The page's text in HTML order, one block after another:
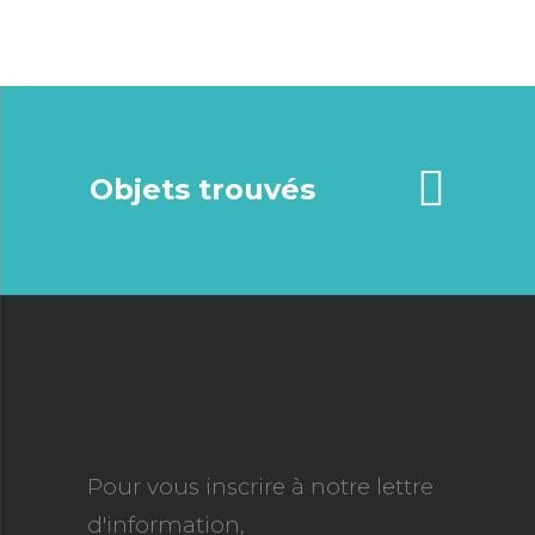
Objets trouvés
Pour vous inscrire à notre lettre
d'information,